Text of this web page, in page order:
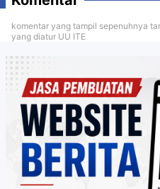
komentar yang tampil sepenuhnya
yang diatur UU ITE